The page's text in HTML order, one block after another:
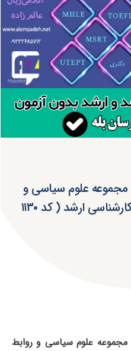
علوم سیاسی و
روابط بین‌الملل در آزمون کارشناسی ارشد ( کد ۱۱۳۰
مجموعه علوم سیاسی و روابط